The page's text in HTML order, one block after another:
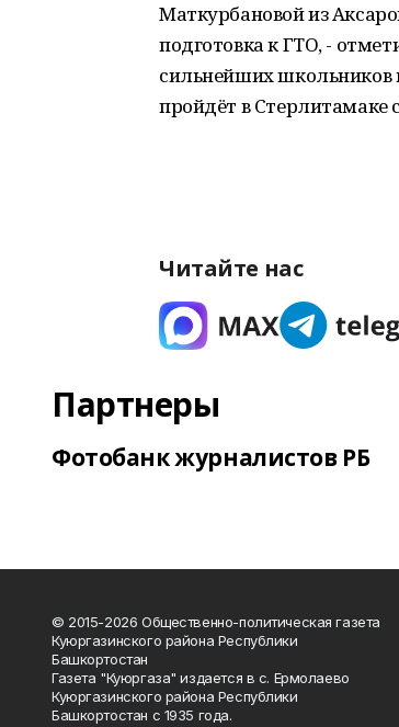
Маткурбановой из
подготовка к ГТО, -
сильнейших школьников
пройдёт в Стерлитамаке
Читайте нас
Партнеры
Фотобанк журналистов РБ
© 2015-2026 Общественно-политическая газета
Куюргазинского района Республики
Башкортостан
Газета "Куюргаза" издается в с. Ермолаево
Куюргазинского района Республики
Башкортостан с 1935 года.